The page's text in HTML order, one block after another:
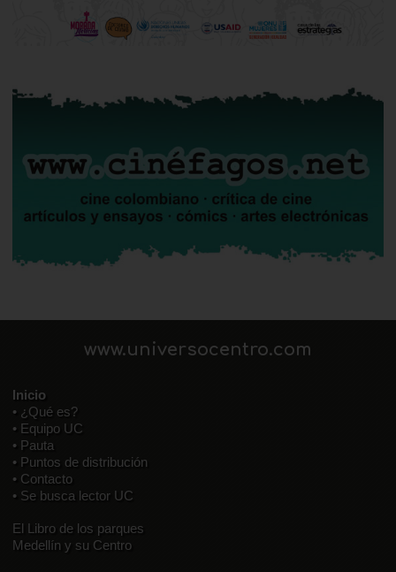
www.universocentro.com
Inicio
• ¿Qué es?
• Equipo UC
• Pauta
• Puntos de distribución
• Contacto
• Se busca lector UC
El Libro de los parques
Medellín y su Centro